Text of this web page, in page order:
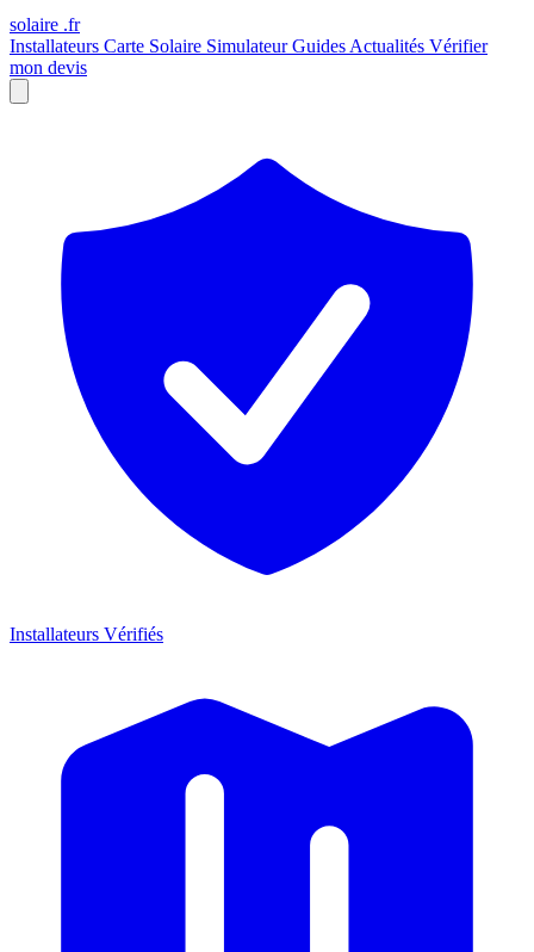
solaire .fr
Installateurs Carte Solaire SimulateurGuides Actualités Vérifier
mon devis
Installateurs Vérifiés